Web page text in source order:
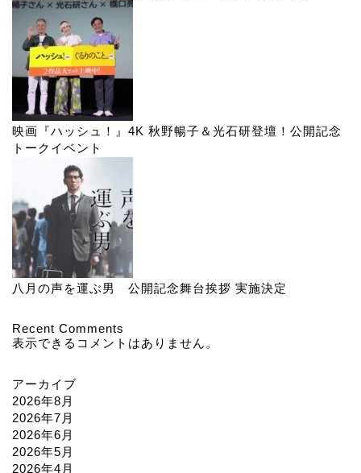
映画『ハッシュ！』4K 秋野暢子＆光石研登壇！公開記念
トークイベント
八月の声を運ぶ男 公開記念舞台挨拶 実施決定
Recent Comments
表示できるコメントはありません。
アーカイブ
2026年8月
2026年7月
2026年6月
2026年5月
2026年4月